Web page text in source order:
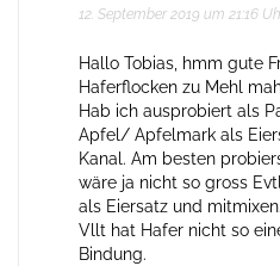
12. September 2019 um 21:16
Hallo Tobias, hmm gute
Haferflocken zu Mehl
Hab ich ausprobiert als
Apfel/ Apfelmark als
Kanal. Am besten
wäre ja nicht so gross
als Eiersatz und
Vllt hat Hafer nicht so
Bindung.